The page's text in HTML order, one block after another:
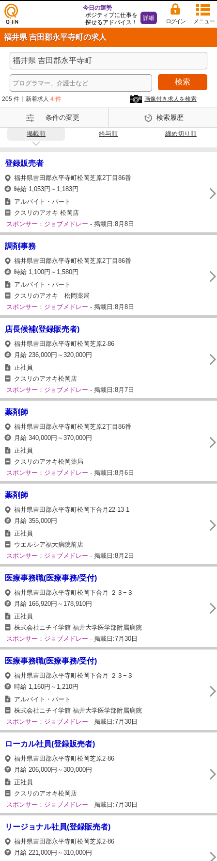
仕事
探し
の求
人サ
イト
Q-Ji
メニュー
ログイン
今日の運勢
ポジティブに仕事を
探せるアドバイス！
詳細
福井県 吉田郡永平寺町の求人
検索
205 件 新着求人 4 件 画像付き求人を検索
条件の変更 検索履歴
掲載順 給与順 締め切り順
登録販売者
福井県吉田郡永平寺町松岡芝原2丁目86番
時給 1,053円～1,183円
アルバイト・パート
クスリのアオキ 松岡店
スポンサー：ジョブメドレー - 掲載日:8月8日
調剤事務
福井県吉田郡永平寺町松岡芝原2丁目86番
時給 1,100円～1,580円
アルバイト・パート
クスリのアオキ 松岡薬局
スポンサー：ジョブメドレー - 掲載日:8月8日
店長候補(登録販売者)
福井県吉田郡永平寺町松岡芝原2-86
月給 236,000円～320,000円
正社員
クスリのアオキ松岡店
スポンサー：ジョブメドレー - 掲載日:8月7日
薬剤師
福井県吉田郡永平寺町松岡芝原2丁目86番
月給 340,000円～370,000円
正社員
クスリのアオキ松岡薬局
スポンサー：ジョブメドレー - 掲載日:8月6日
薬剤師
福井県吉田郡永平寺町松岡下合月22-13-1
月給 355,000円
正社員
ウエルシア福大病院前店
スポンサー：ジョブメドレー - 掲載日:8月2日
医療事務職(医療事務/受付)
福井県吉田郡永平寺町松岡下合月 ２３−３
月給 166,920円～178,910円
正社員
株式会社ニチイ学館 福井大学医学部附属病院
スポンサー：ジョブメドレー - 掲載日:7月30日
医療事務職(医療事務/受付)
福井県吉田郡永平寺町松岡下合月 ２３−３
時給 1,160円～1,210円
アルバイト・パート
株式会社ニチイ学館 福井大学医学部附属病院
スポンサー：ジョブメドレー - 掲載日:7月30日
ローカル社員(登録販売者)
福井県吉田郡永平寺町松岡芝原2-86
月給 206,000円～300,000円
正社員
クスリのアオキ松岡店
スポンサー：ジョブメドレー - 掲載日:7月30日
リージョナル社員(登録販売者)
福井県吉田郡永平寺町松岡芝原2-86
月給 221,000円～310,000円